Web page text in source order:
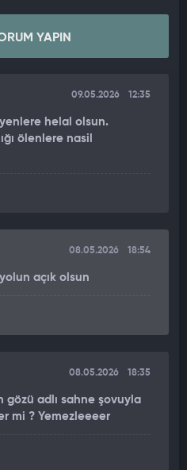
finaller, 16 Mayıs'ta ise final ile
'Wasted Love' şarkısıyla
katılımı nedeniyle yoğun
yarışmaya dahil
Hollanda, İspanya, Slovenya
çekildiklerini açıkladı.
çaplı boykotlarından biri
sanatçı ve kültür insanı da
VETO
Yarışması'nda 'Everyway
YAPIN
09.05.2026 12:35
helal olsun.
ölenlere nasil
08.05.2026 18:54
açık olsun
08.05.2026 18:35
gözü adlı sahne şovuyla
mi ? Yemezleeeer